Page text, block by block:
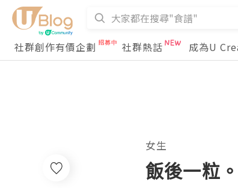
社群創作有價企劃 社群熱話 成為U
女生
飯後一粒